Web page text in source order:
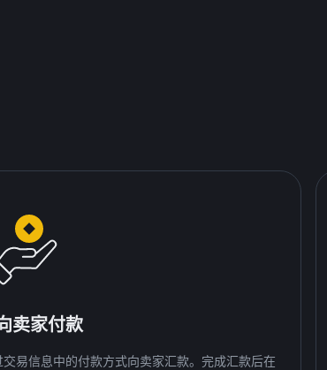
卖家付款
交易信息中的付款方式向卖家汇款。完成汇款后在